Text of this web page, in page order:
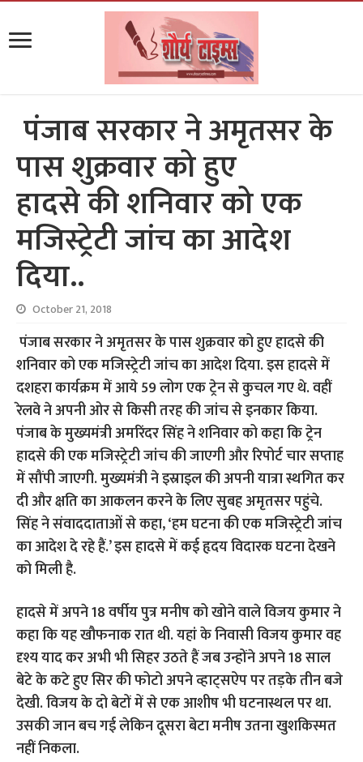
पंजाब सरकार ने अमृतसर के
पास शुक्रवार को हुए
हादसे की शनिवार को एक
मजिस्ट्रेटी जांच का आदेश
दिया..
October 21, 2018
पंजाब सरकार ने अमृतसर के पास शुक्रवार को हुए हादसे की
शनिवार को एक मजिस्ट्रेटी जांच का आदेश दिया. इस हादसे में
दशहरा कार्यक्रम में आये 59 लोग एक ट्रेन से कुचल गए थे. वहीं
रेलवे ने अपनी ओर से किसी तरह की जांच से इनकार किया.
पंजाब के मुख्यमंत्री अमरिंदर सिंह ने शनिवार को कहा कि ट्रेन
हादसे की एक मजिस्ट्रेटी जांच की जाएगी और रिपोर्ट चार सप्ताह
में सौंपी जाएगी. मुख्यमंत्री ने इस्राइल की अपनी यात्रा स्थगित कर
दी और क्षति का आकलन करने के लिए सुबह अमृतसर पहुंचे.
सिंह ने संवाददाताओं से कहा, ‘हम घटना की एक मजिस्ट्रेटी जांच
का आदेश दे रहे हैं.’ इस हादसे में कई हृदय विदारक घटना देखने
को मिली है.
हादसे में अपने 18 वर्षीय पुत्र मनीष को खोने वाले विजय कुमार ने
कहा कि यह खौफनाक रात थी. यहां के निवासी विजय कुमार वह
दृश्य याद कर अभी भी सिहर उठते हैं जब उन्होंने अपने 18 साल
बेटे के कटे हुए सिर की फोटो अपने व्हाट्सऐप पर तड़के तीन बजे
देखी. विजय के दो बेटों में से एक आशीष भी घटनास्थल पर था.
उसकी जान बच गई लेकिन दूसरा बेटा मनीष उतना खुशकिस्मत
नहीं निकला.